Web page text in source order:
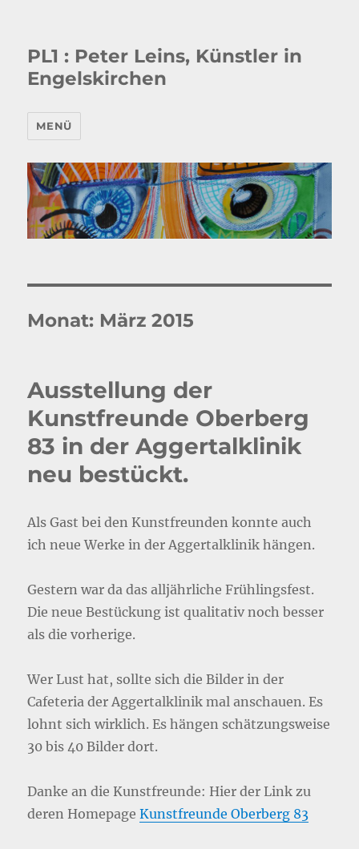
PL1 : Peter Leins, Künstler in
Engelskirchen
MENÜ
Monat: März 2015
Ausstellung der
Kunstfreunde Oberberg
83 in der Aggertalklinik
neu bestückt.
Als Gast bei den Kunstfreunden konnte auch
ich neue Werke in der Aggertalklinik hängen.
Gestern war da das alljährliche Frühlingsfest.
Die neue Bestückung ist qualitativ noch besser
als die vorherige.
Wer Lust hat, sollte sich die Bilder in der
Cafeteria der Aggertalklinik mal anschauen. Es
lohnt sich wirklich. Es hängen schätzungsweise
30 bis 40 Bilder dort.
Danke an die Kunstfreunde: Hier der Link zu
deren HomepageKunstfreunde Oberberg 83